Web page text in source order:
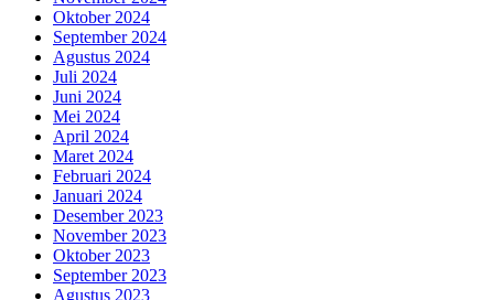
Oktober 2024
September 2024
Agustus 2024
Juli 2024
Juni 2024
Mei 2024
April 2024
Maret 2024
Februari 2024
Januari 2024
Desember 2023
November 2023
Oktober 2023
September 2023
Agustus 2023